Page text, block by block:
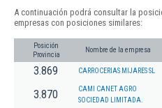
A continuación podrá consultar la
empresas con posiciones similares:
Posición
Provincia
Nombre de la empresa
3.869 CARROCERIAS MIJARES SL
3.870
CAMI CANET AGRO
SOCIEDAD LIMITADA.